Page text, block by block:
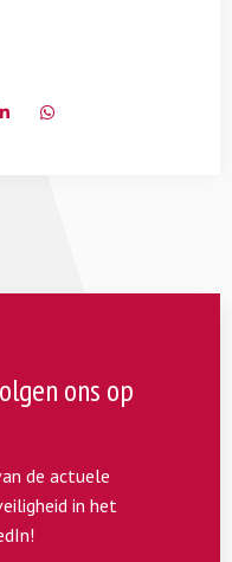
ons op
de actuele
in het